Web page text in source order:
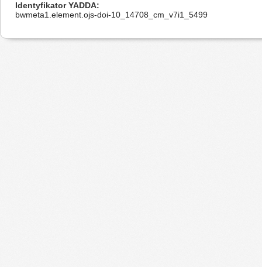
Identyfikator YADDA
bwmeta1.element.ojs-doi-10_14708_cm_v7i1_5499